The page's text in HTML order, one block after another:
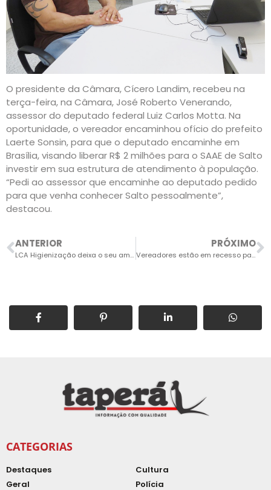
O presidente da Câmara, Cícero Landim, recebeu na
terça-feira, na Câmara, José Roberto Venerando,
assessor do deputado federal Luiz Carlos Motta. Na
oportunidade, o vereador encaminhou ofício do prefeito
Laerte Sonsin, para que o deputado encaminhe em
Brasília, visando liberar R$ 2 milhões para o SAAE de Salto
investir em sua estrutura de atendimento à população.
“Pedi ao assessor que encaminhe ao deputado pedido
para que venha conhecer Salto pessoalmente”,
destacou.
ANTERIOR
LCA Higienização deixa o seu ambiente mais seguro e saudável
PRÓXIMO
Vereadores estão em recesso parlamentar até 31 de janeiro
CATEGORIAS
Destaques
Geral
Cultura
Polícia